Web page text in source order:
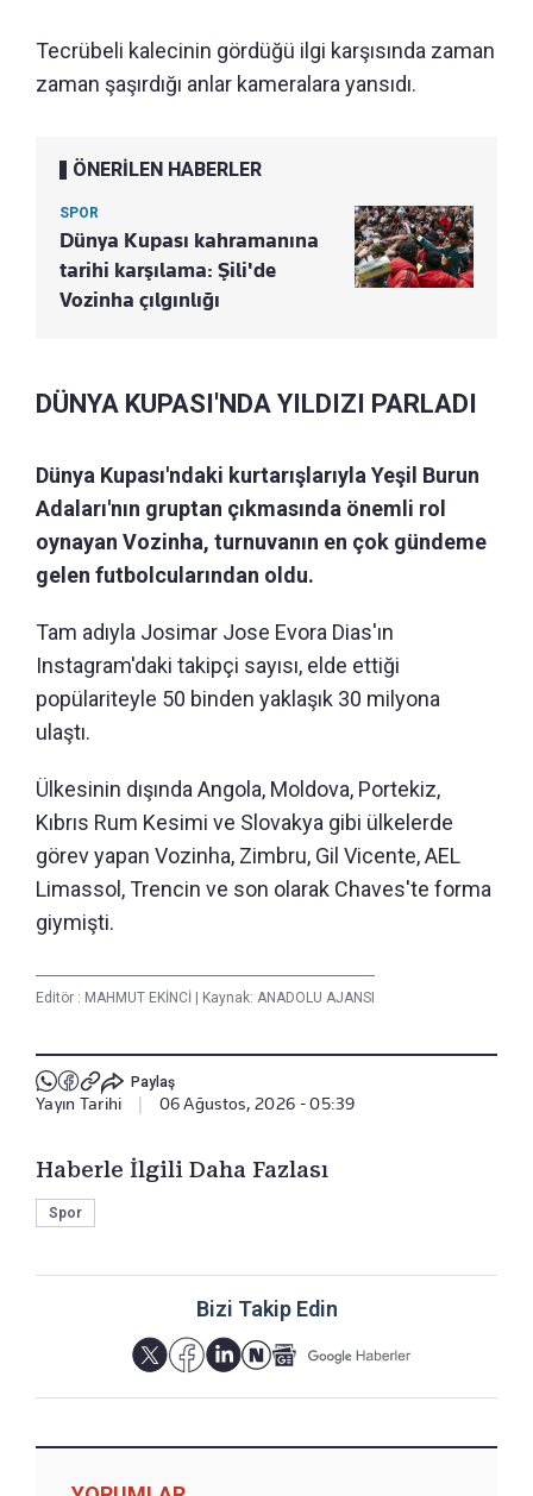
Tecrübeli kalecinin gördüğü ilgi karşısında zaman
zaman şaşırdığı anlar kameralara yansıdı.
ÖNERİLEN HABERLER
SPOR
Dünya Kupası kahramanına
tarihi karşılama: Şili'de
Vozinha çılgınlığı
DÜNYA KUPASI'NDA YILDIZI PARLADI
Dünya Kupası'ndaki kurtarışlarıyla Yeşil Burun
Adaları'nın gruptan çıkmasında önemli rol
oynayan Vozinha, turnuvanın en çok gündeme
gelen futbolcularından oldu.
Tam adıyla Josimar Jose Evora Dias'ın
Instagram'daki takipçi sayısı, elde ettiği
popülariteyle 50 binden yaklaşık 30 milyona
ulaştı.
Ülkesinin dışında Angola, Moldova, Portekiz,
Kıbrıs Rum Kesimi ve Slovakya gibi ülkelerde
görev yapan Vozinha, Zimbru, Gil Vicente, AEL
Limassol, Trencin ve son olarak Chaves'te forma
giymişti.
Editör : MAHMUT EKİNCİ | Kaynak: ANADOLU AJANSI
Paylaş
Yayın Tarihi 06 Ağustos, 2026 - 05:39
Haberle İlgili Daha Fazlası
Spor
Bizi Takip Edin